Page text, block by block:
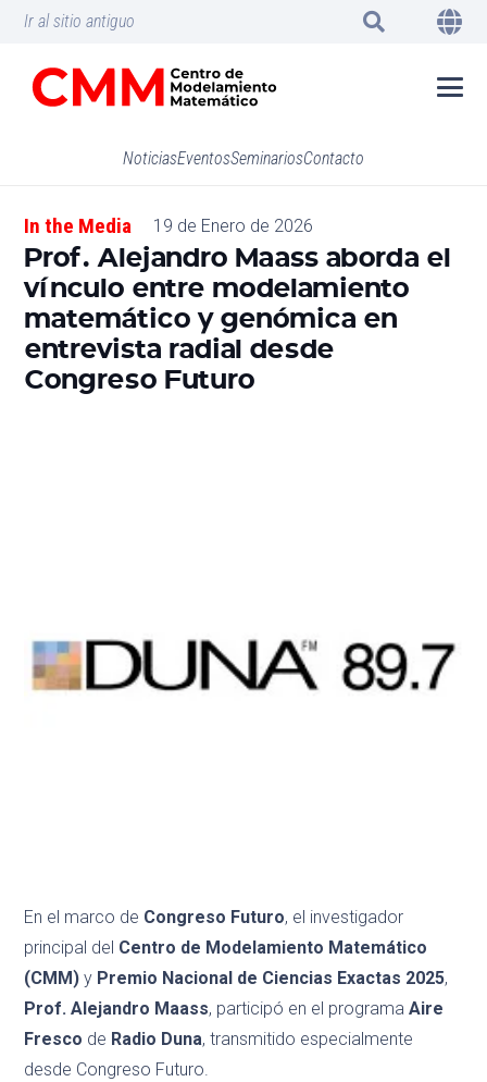
Ir al sitio antiguo
NoticiasEventosSeminariosContacto
In the Media 19 de Enero de 2026
Prof. Alejandro Maass aborda el
vínculo entre modelamiento
matemático y genómica en
entrevista radial desde
Congreso Futuro
En el marco de Congreso Futuro, el investigador
principal del Centro de Modelamiento Matemático
(CMM) y Premio Nacional de Ciencias Exactas 2025,
Prof.Alejandro Maass, participó en el programaAire
Fresco de Radio Duna, transmitido especialmente
desde Congreso Futuro.